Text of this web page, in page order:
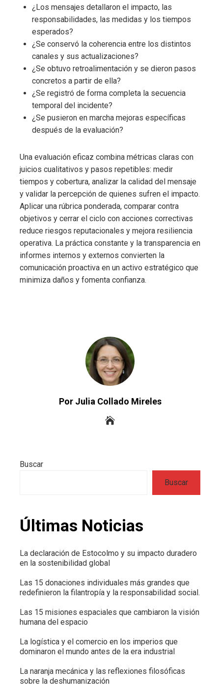
¿Los mensajes detallaron el impacto, las
responsabilidades, las medidas y los tiempos
esperados?
¿Se conservó la coherencia entre los distintos
canales y sus actualizaciones?
¿Se obtuvo retroalimentación y se dieron pasos
concretos a partir de ella?
¿Se registró de forma completa la secuencia
temporal del incidente?
¿Se pusieron en marcha mejoras específicas
después de la evaluación?
Una evaluación eficaz combina métricas claras con
juicios cualitativos y pasos repetibles: medir
tiempos y cobertura, analizar la calidad del mensaje
y validar la percepción de quienes sufren el impacto.
Aplicar una rúbrica ponderada, comparar contra
objetivos y cerrar el ciclo con acciones correctivas
reduce riesgos reputacionales y mejora resiliencia
operativa. La práctica constante y la transparencia en
informes internos y externos convierten la
comunicación proactiva en un activo estratégico que
minimiza daños y fomenta confianza.
Por Julia Collado Mireles
Buscar
Buscar
Últimas Noticias
La declaración de Estocolmo y su impacto duradero
en la sostenibilidad global
Las 15 donaciones individuales más grandes que
redefinieron la filantropía y la responsabilidad social.
Las 15 misiones espaciales que cambiaron la visión
humana del espacio
La logística y el comercio en los imperios que
dominaron el mundo antes de la era industrial
La naranja mecánica y las reflexiones filosóficas
sobre la deshumanización